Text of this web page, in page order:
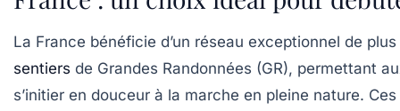
La France bénéficie d’un réseau exceptionnel de
sentiers de Grandes Randonnées (GR), permettant
s’initier en douceur à la marche en pleine nature.